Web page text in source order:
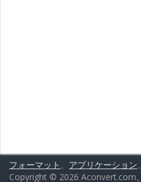
フォーマット 、 アプリケーション、
Copyright © 2026 Aconvert.com。